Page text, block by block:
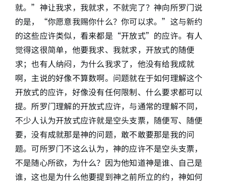
就。”神让我求，我就求，不就完了？神向所罗门说
的是，“你愿意我赐你什么？你可以求。”这与新约
的这些应许类似，看来都是“开放式”的应许。有人
觉得这很简单，他要我求、我就求，开放式的随便
求；也有人纳闷，为什么我求了，他没有给我成就
啊，主说的好像不算数啊。问题就在于如何理解这个
开放式的应许，好像没有任何限制、什么要求都可以
提。所罗门理解的开放式应许，与通常的理解不同，
不少人认为开放式应许就是空头支票，随便写、随便
要，没有成就那是神的问题，敢不敢要那是我的问
题。可所罗门不这么认为，神的应许不是空头支票，
不是随心所欲，为什么？因为他知道神是谁、自己是
谁，这也是为什么他要提到神之前所立的约，神如何